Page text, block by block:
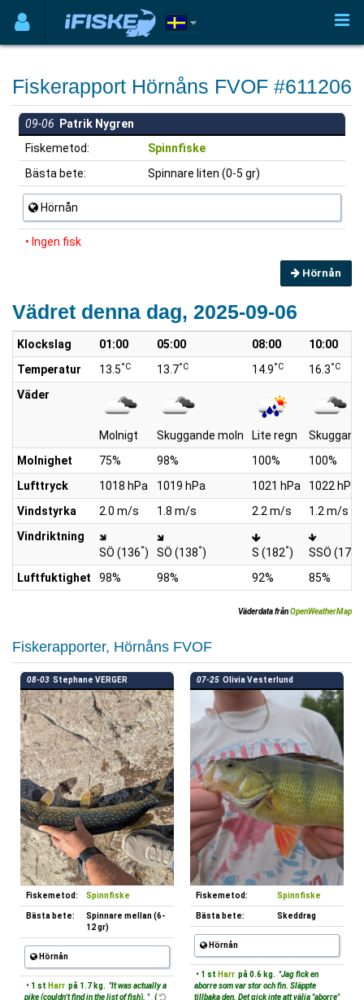
Fiskerapport Hörnåns FVOF #611206
09-06 Patrik Nygren
Fiskemetod:
Spinnfiske
Bästa bete:
Spinnare liten (0-5 gr)
Hörnån
• Ingen fisk
Hörnån
Vädret denna dag, 2025-09-06
Klockslag 01:00 05:00 08:00
10:00
Temperatur
13.5°C 13.7°C 14.9°C 16.3°C
Väder
Molnigt Skuggande moln Lite regn
Molnighet
75% 98% 100%
100%
Lufttryck
1018 hPa 1019 hPa 1021 hPa
1022 hPa
Vindstyrka
2.0 m/s 1.8 m/s 2.2 m/s
1.2 m/s
Vindriktning
SÖ (136°) SÖ (138°) S (182°) SSÖ (171
Luftfuktighet
98% 98% 92% 85%
Väderdata frånOpenWeatherMap
Fiskerapporter, Hörnåns FVOF
08-03 Stephane VERGER
Fiskemetod: Spinnfiske
Bästa bete:
Spinnare mellan (6-
12 gr)
Hörnån
• 1 st Harr på 1.7 kg. "It was actually a
pike (couldn't find in the list of fish). " (
07-25 Olivia Vesterlund
Fiskemetod: Spinnfiske
Bästa bete: Skeddrag
Hörnån
• 1 st Harr på 0.6 kg. "Jag fick en
aborre som var stor och fin. Släppte
tillbaka den. Det gick inte att välja "aborre"